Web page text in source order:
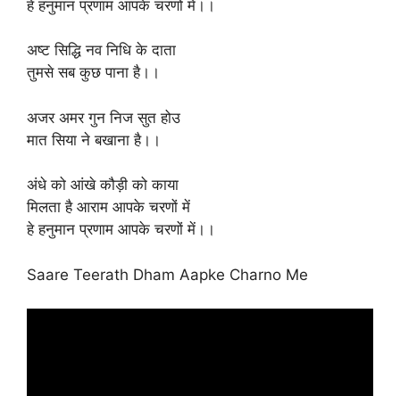
हे हनुमान प्रणाम आपके चरणों में।।
अष्ट सिद्धि नव निधि के दाता
तुमसे सब कुछ पाना है।।
अजर अमर गुन निज सुत होउ
मात सिया ने बखाना है।।
अंधे को आंखे कौड़ी को काया
मिलता है आराम आपके चरणों में
हे हनुमान प्रणाम आपके चरणों में।।
Saare Teerath Dham Aapke Charno Me